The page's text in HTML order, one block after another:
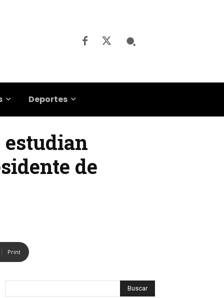
Deportes
estudian
de
Print